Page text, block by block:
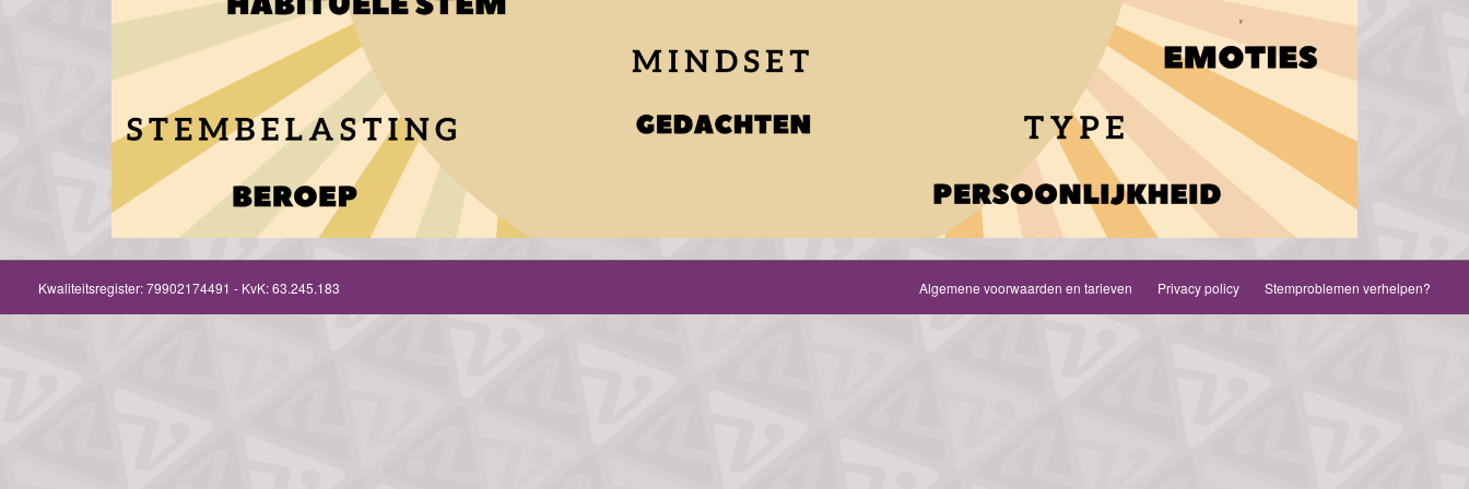
Kwaliteitsregister:79902174491 - KvK: 63.245.183 Algemene voorwaarden en tarieven Privacy policy Stemproblemen verhelpen?